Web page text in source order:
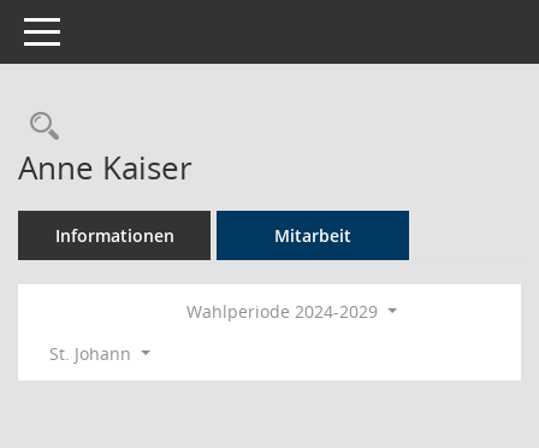
Toggle navigation
Rechercheauswahl
Anne Kaiser
Informationen Mitarbeit
Wahlperiode 2024-2029
St. Johann